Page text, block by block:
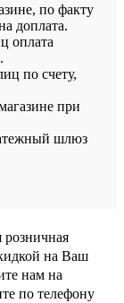
по факту
доплата.
оплата
по счету,
при
шлюз
розничная
на Ваш
нам на
по телефону